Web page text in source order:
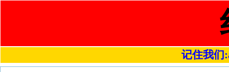
记住我们